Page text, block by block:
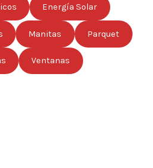
Energía Solar
Manitas Parquet
Ventanas